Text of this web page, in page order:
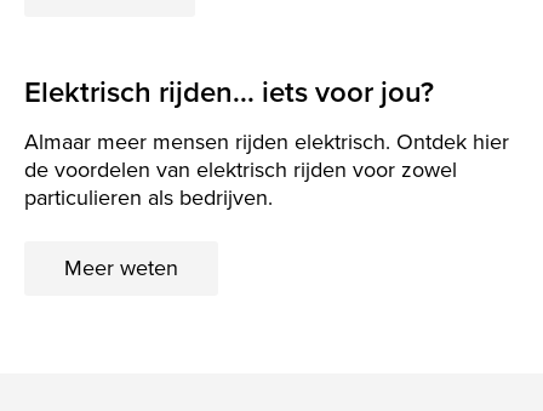
Elektrisch rijden... iets voor jou?
Almaar meer mensen rijden elektrisch. Ontdek hier
de voordelen van elektrisch rijden voor zowel
particulieren als bedrijven.
Meer weten